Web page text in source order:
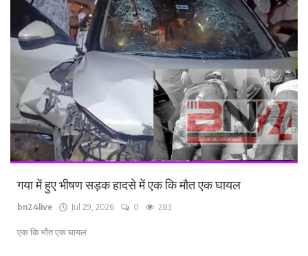
गया में हुए भीषण सड़क हादसे में एक कि मौत एक घायल
bn24live Jul 29, 2026 0 283
एक कि मौत एक घायल